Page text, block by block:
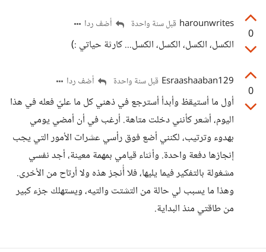
0
harounwrites قبل سنة واحدة أضف ردا
الكسل، الكسل، الكسل، الكسل... كارثة حياتي :)
0
Esraashaaban129 قبل سنة واحدة أضف ردا
أول ما أستيقظ وأبدأ أسترجع في ذهني كل ما عليّ فعله في هذا
اليوم، أشعر كأنني دخلت متاهة. أرغب في أن أمضي يومي
بهدوء وترتيب، لكنني أضع فوق رأسي عشرات الأمور التي يجب
إنجازها دفعة واحدة. وأثناء قيامي بمهمة معينة، أجد نفسي
مشغولة بالتفكير فيما يليها، فلا أُنجز هذه ولا أرتاح من الأخرى.
وهذا ما يسبب لي حالة من التشتت والتيه، ويستهلك جزء كبير
من طاقتي منذ البداية.